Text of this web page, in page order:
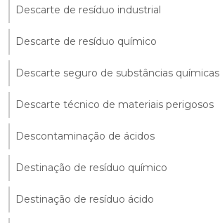
Descarte de resíduo industrial
Descarte de resíduo químico
Descarte seguro de substâncias químicas
Descarte técnico de materiais perigosos
Descontaminação de ácidos
Destinação de resíduo químico
Destinação de resíduo ácido